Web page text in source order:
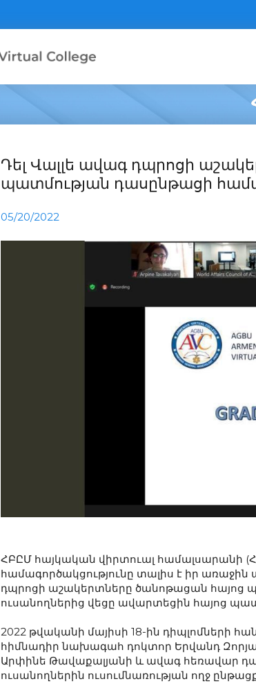
Դել Վալլե ավագ դպրոցի
պատմության դասընթացի
05/20/2022
ՀԲԸՄ հայկական վիրտուալ համալսարանի
համագործակցությունը տալիս է իր առաջին
դպրոցի աշակերտները ծանոթացան հայոց
ուսանողներից վեցը ավարտեցին հայոց
2022 թվականի մայիսի 18-ին դիպլոմների
հիմնադիր նախագահ դոկտոր Երվանդ
Արփինե Թավաքալյանի և ավագ հեռավար
ուսանողներին ուսումնառության ողջ